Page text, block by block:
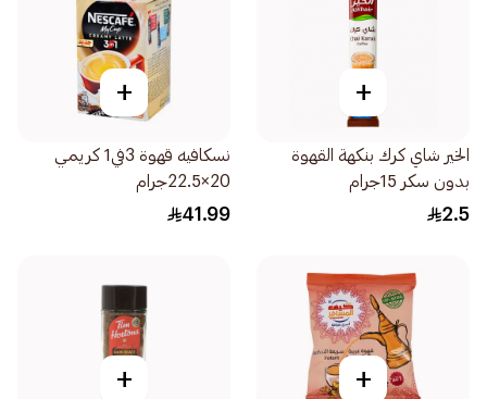
+
الخير شاي كرك بنكهة القهوة
بدون سكر 15جرام
2.5
+
نسكافيه قهوة 3في1 كريمي
20×22.5جرام
41.99
+
+